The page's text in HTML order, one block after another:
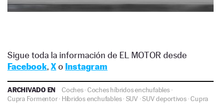
Sigue toda la información de EL MOTOR desde
Facebook, Xo Instagram
ARCHIVADO EN Coches·Coches híbridos enchufables·
Cupra Formentor· Híbridos enchufables·SUV ·SUV deportivos ·Cupra